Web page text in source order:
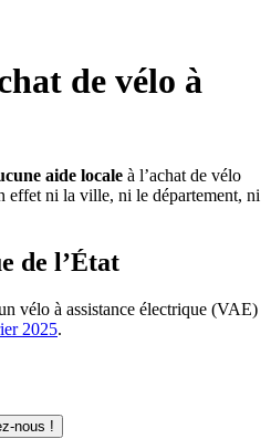
de vélo à
aide locale à l’achat de vélo
ni la ville, ni le département, ni
de l’État
vélo à assistance électrique (VAE)
2025.
nous !